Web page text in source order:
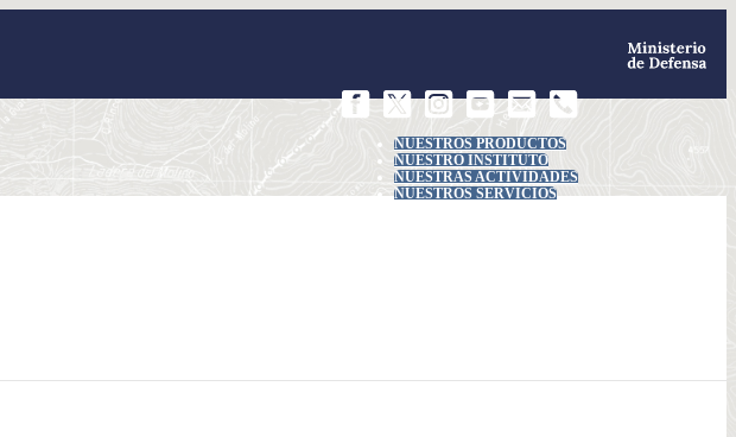
NUESTROS PRODUCTOS
NUESTRO INSTITUTO
NUESTRAS ACTIVIDADES
NUESTROS SERVICIOS